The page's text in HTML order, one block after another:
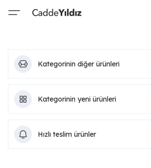
Kategorinin diğer ürünleri
Kategorinin yeni ürünleri
Hızlı teslim ürünler